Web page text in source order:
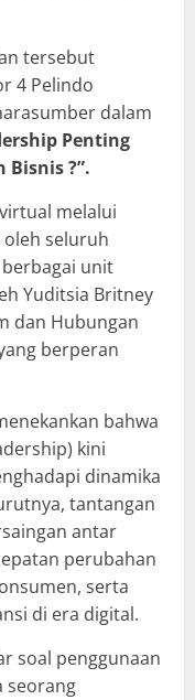
tersebut
4 Pelindo
dalam
Penting
?”.
melalui
seluruh
unit
Yuditsia Britney
dan Hubungan
berperan
bahwa
kini
dinamika
tantangan
antar
perubahan
serta
di era digital.
soal penggunaan
seorang